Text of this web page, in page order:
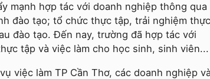
mạnh hợp tác với doanh nghiệp thông qua
đào tạo; tổ chức thực tập, trải nghiệm thực
đào tạo. Đến nay, trường đã hợp tác với
tập và việc làm cho học sinh, sinh viên...
việc làm TP Cần Thơ, các doanh nghiệp